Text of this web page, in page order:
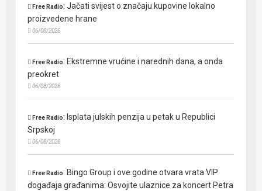
Free Radio:Jačati svijest o značaju kupovine lokalno
proizvedene hrane
06/08/2026
Free Radio: Ekstremne vrućine i narednih dana, a onda
preokret
06/08/2026
Free Radio: Isplata julskih penzija u petak u Republici
Srpskoj
06/08/2026
Free Radio: Bingo Group i ove godine otvara vrata VIP
događaja građanima: Osvojite ulaznice za koncert Petra